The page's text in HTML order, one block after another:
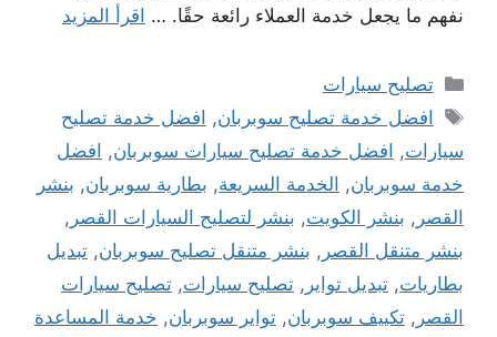
نفهم ما يجعل خدمة العملاء رائعة حقًا. … اقرأ المزيد
التصنيفات
تصليح سيارات
الوسوم
افضل خدمة تصليح سوبربان, افضل خدمة تصليح
سيارات, افضل خدمة تصليح سيارات سوبربان, افضل
خدمة سوبربان, الخدمة السريعة, بطارية سوبربان, بنشر
القصر , بنشر الكويت, بنشر لتصليح السيارات القصر ,
بنشر متنقل القصر , بنشر متنقل تصليح سوبربان, تبديل
بطاريات, تبديل تواير , تصليح سيارات, تصليح سيارات
القصر , تكييف سوبربان, تواير سوبربان, خدمة المساعدة